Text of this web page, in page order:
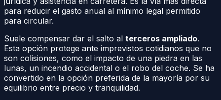
para reducir el gasto anual al mínimo legal permitido
para circular.
Suele compensar dar el salto al terceros ampliado.
Esta opción protege ante imprevistos cotidianos que no
son colisiones, como el impacto de una piedra en las
lunas, un incendio accidental o el robo del coche. Se ha
convertido en la opción preferida de la mayoría por su
equilibrio entre precio y tranquilidad.